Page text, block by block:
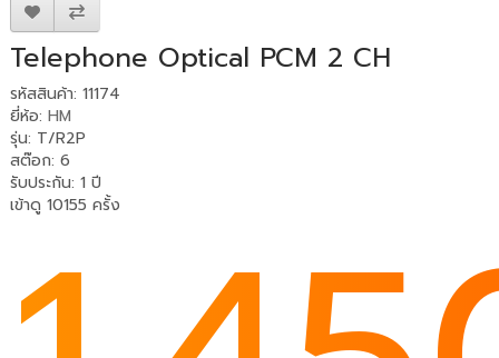
Telephone Optical PCM 2 CH
รหัสสินค้า: 11174
ยี่ห้อ: HM
รุ่น: T/R2P
สต๊อก: 6
รับประกัน: 1 ปี
เข้าดู 10155 ครั้ง